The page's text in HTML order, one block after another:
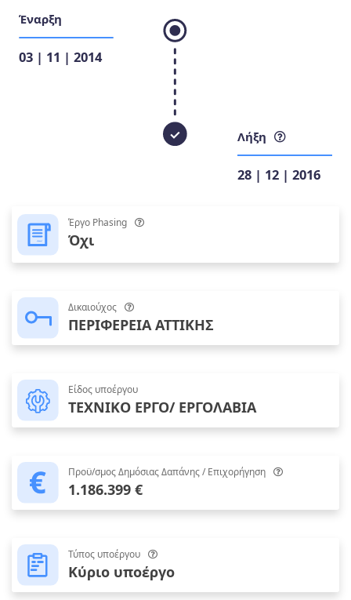
Έναρξη
03 | 11 | 2014
Λήξη
28 | 12 | 2016
Έργο Phasing
Όχι
Δικαιούχος
ΠΕΡΙΦΕΡΕΙΑ ΑΤΤΙΚΗΣ
Είδος υποέργου
ΤΕΧΝΙΚΟ ΕΡΓΟ/ ΕΡΓΟΛΑΒΙΑ
Προϋ/σμος Δημόσιας Δαπάνης / Επιχορήγηση
1.186.399 €
Τύπος υποέργου
Κύριο υποέργο